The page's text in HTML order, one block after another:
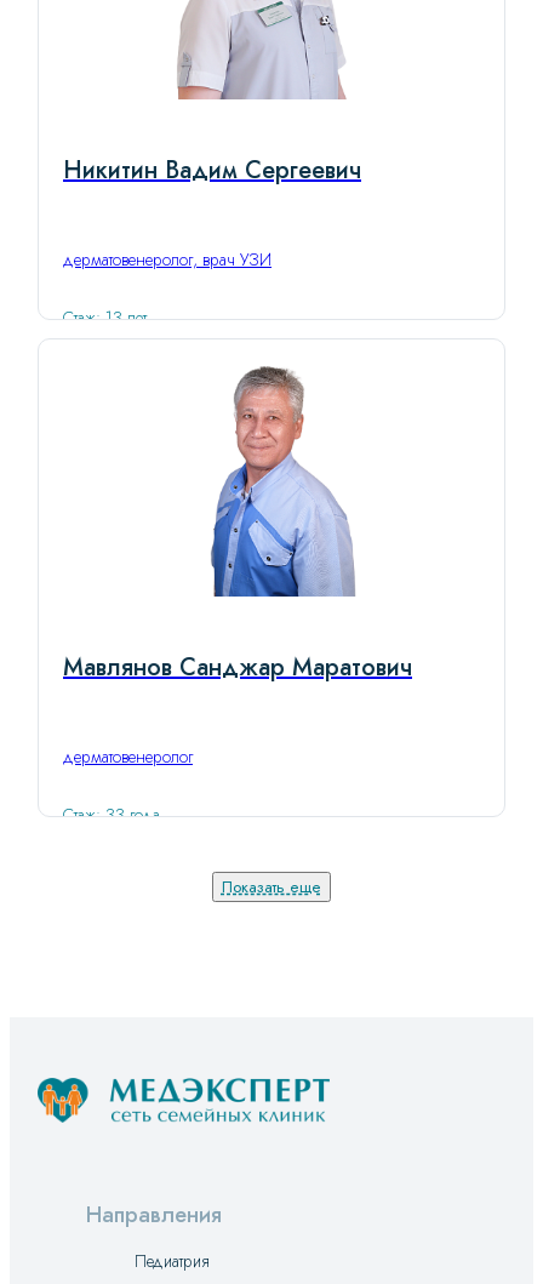
Никитин Вадим Сергеевич
дерматовенеролог, врач УЗИ
Стаж: 13 лет
Мавлянов Санджар Маратович
дерматовенеролог
Стаж: 33 года
Показать еще
Направления
Педиатрия